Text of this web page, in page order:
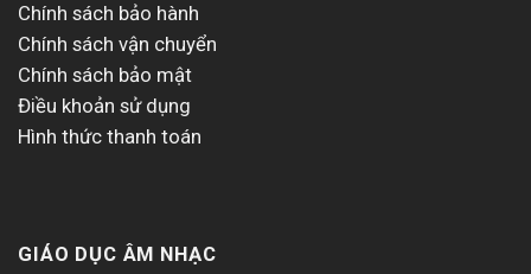
Chính sách bảo hành
Chính sách vận chuyển
Chính sách bảo mật
Điều khoản sử dụng
Hình thức thanh toán
GIÁO DỤC ÂM NHẠC